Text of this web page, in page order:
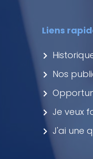
Liens
Nos
Je veux
J'ai une